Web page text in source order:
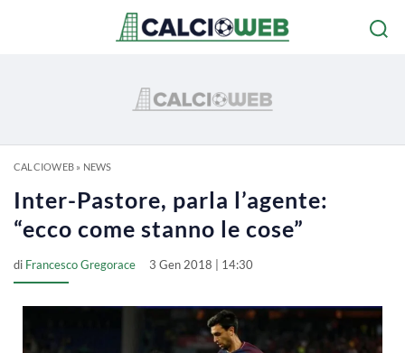
CALCIOWEB» NEWS
Inter-Pastore, parla l’agente:
“ecco come stanno le cose”
di Francesco Gregorace 3 Gen 2018 | 14:30